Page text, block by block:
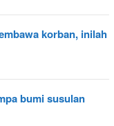
korban, inilah
bumi susulan